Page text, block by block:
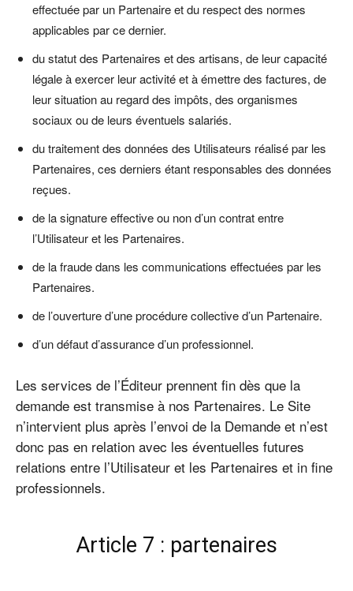
effectuée par un Partenaire et du respect des normes
applicables par ce dernier.
du statut des Partenaires et des artisans, de leur capacité
légale à exercer leur activité et à émettre des factures, de
leur situation au regard des impôts, des organismes
sociaux ou de leurs éventuels salariés.
du traitement des données des Utilisateurs réalisé par les
Partenaires, ces derniers étant responsables des données
reçues.
de la signature effective ou non d’un contrat entre
l’Utilisateur et les Partenaires.
de la fraude dans les communications effectuées par les
Partenaires.
de l’ouverture d’une procédure collective d’un Partenaire.
d’un défaut d’assurance d’un professionnel.
Les services de l’Éditeur prennent fin dès que la
demande est transmise à nos Partenaires. Le Site
n’intervient plus après l’envoi de la Demande et n’est
donc pas en relation avec les éventuelles futures
relations entre l’Utilisateur et les Partenaires et in fine
professionnels.
Article 7 : partenaires